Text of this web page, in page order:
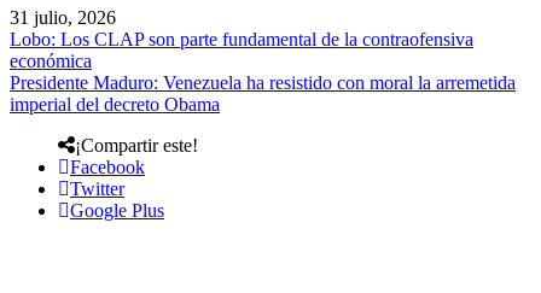
31 julio, 2026
Lobo: Los CLAP son parte fundamental de la contraofensiva
económica
Presidente Maduro: Venezuela ha resistido con moral la arremetida
imperial del decreto Obama
¡Compartir este!
Facebook
Twitter
Google Plus